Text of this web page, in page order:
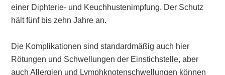
einer Diphterie- und Keuchhustenimpfung. Der Schutz
hält fünf bis zehn Jahre an.
Die Komplikationen sind standardmäßig auch hier
Rötungen und Schwellungen der Einstichstelle, aber
auch Allergien und Lymphknotenschwellungen können